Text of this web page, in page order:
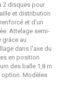
2 disques pour
et distribution
et d’un
Attelage semi-
grâce au
dans l'axe du
en position
des balle 1,8 m
option. Modèles